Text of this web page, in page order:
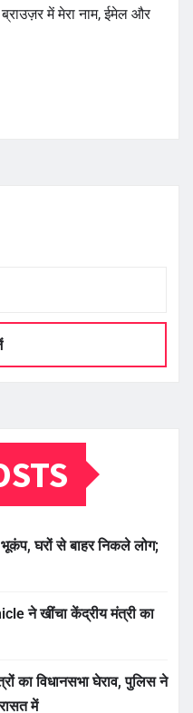
में मेरा नाम, ईमेल और
भूकंप, घरों से बाहर निकले लोग;
ने खींचा केंद्रीय मंत्री का
का विधानसभा घेराव, पुलिस ने
में